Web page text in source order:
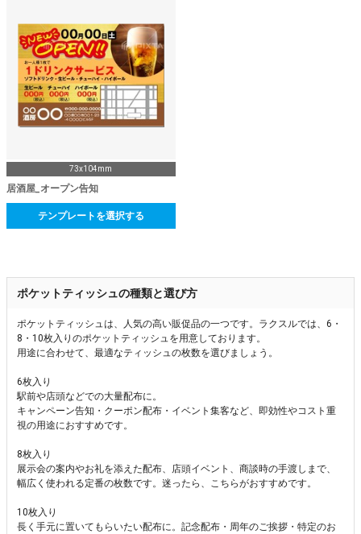
73x104mm
居酒屋_オープン告知
テンプレートを選択する
ポケットティッシュの種類と選び方
ポケットティッシュは、人気の高い販促品の一つです。ラクスルでは、6・
8・10枚入りのポケットティッシュを用意しております。
用途に合わせて、最適なティッシュの枚数を選びましょう。
6枚入り
駅前や店頭などでの大量配布に。
キャンペーン告知・クーポン配布・イベント集客など、即効性やコスト重
視の用途におすすめです。
8枚入り
展示会の案内やお礼を添えた配布、店頭イベント、商談時の手渡しまで、
幅広く使われる定番の枚数です。迷ったら、こちらがおすすめです。
10枚入り
長く手元に置いてもらいたい配布に。記念配布・周年のご挨拶・特定のお